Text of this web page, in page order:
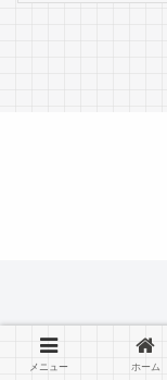
メニュー ホーム